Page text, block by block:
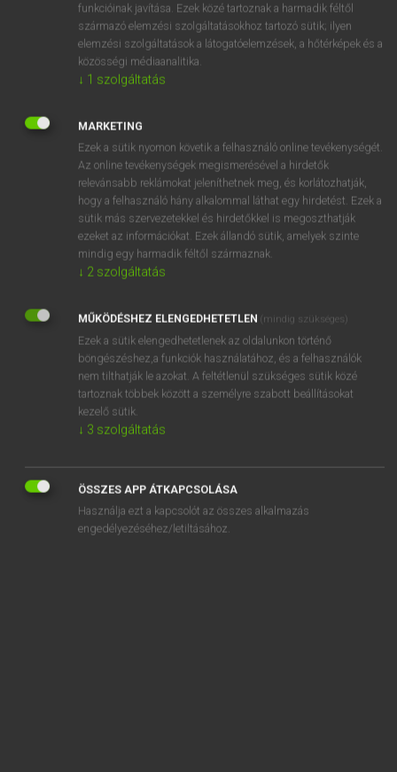
DÍJMENTES ANGOL SZÓTÁR
AA
SZOTAR.NET APPLIKÁCIÓ
ONLINE NYELVVIZSGA
funkcióinak javítása. Ezek közé tartoznak a harmadik féltől
származó elemzési szolgáltatásokhoz tartozó sütik; ilyen
elemzési szolgáltatások a látogatóelemzések, a hőtérképek és a
közösségi médiaanalitika.
↓ 1 szolgáltatás
MARKETING
Ezek a sütik nyomon követik a felhasználó online tevékenységét.
Az online tevékenységek megismerésével a hirdetők
relevánsabb reklámokat jeleníthetnek meg, és korlátozhatják,
hogy a felhasználó hány alkalommal láthat egy hirdetést. Ezek a
sütik más szervezetekkel és hirdetőkkel is megoszthatják
ezeket az információkat. Ezek állandó sütik, amelyek szinte
mindig egy harmadik féltől származnak.
↓ 2 szolgáltatás
MŰKÖDÉSHEZ ELENGEDHETETLEN (mindig szükséges)
Ezek a sütik elengedhetetlenek az oldalunkon történő
böngészéshez,a funkciók használatához, és a felhasználók
nem tilthatják le azokat. A feltétlenül szükséges sütik közé
tartoznak többek között a személyre szabott beállításokat
kezelő sütik.
↓ 3 szolgáltatás
ÖSSZES APP ÁTKAPCSOLÁSA
Használja ezt a kapcsolót az összes alkalmazás
engedélyezéséhez/letiltásához.